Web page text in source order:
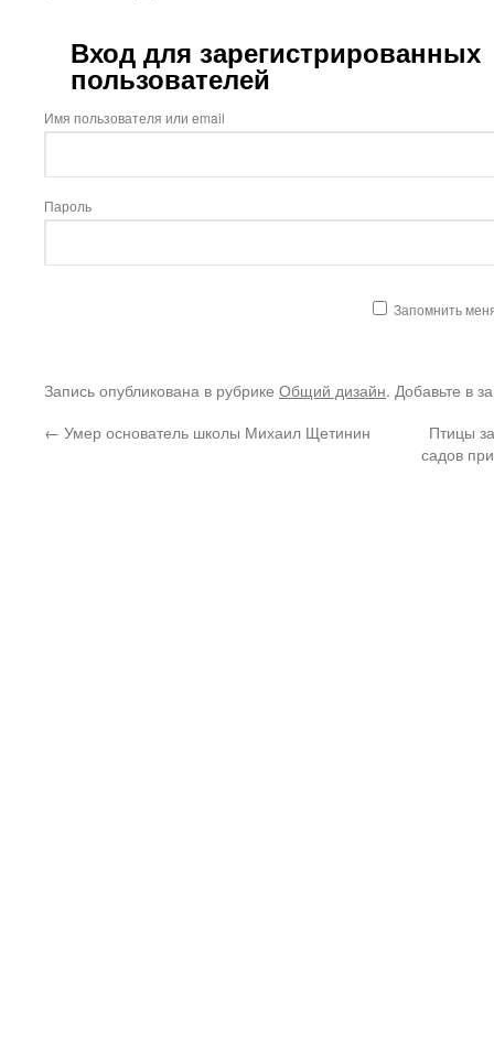
Вход для зарегистрированных
пользователей
Имя пользователя или email
Пароль
Запомнить
Запись опубликована в рубрике Общий дизайн. Добавьте в
← Умер основатель школы Михаил Щетинин
Птицы
садов